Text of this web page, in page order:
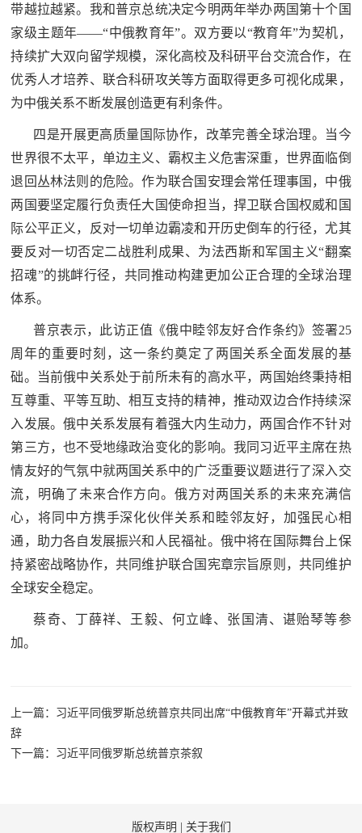
国
防
智
库
英
雄
范
英
雄
模
范
退
军
退
役
军
退
役
军
人
服
务
退
军
化
文
国
红
色
带越拉越紧。我和普京总统决定今明两年举办两国第十个国
家级主题年——“中俄教育年”。双方要以“教育年”为契机，
持续扩大双向留学规模，深化高校及科研平台交流合作，在
优秀人才培养、联合科研攻关等方面取得更多可视化成果，
为中俄关系不断发展创造更有利条件。
四是开展更高质量国际协作，改革完善全球治理。当今
世界很不太平，单边主义、霸权主义危害深重，世界面临倒
退回丛林法则的危险。作为联合国安理会常任理事国，中俄
两国要坚定履行负责任大国使命担当，捍卫联合国权威和国
际公平正义，反对一切单边霸凌和开历史倒车的行径，尤其
要反对一切否定二战胜利成果、为法西斯和军国主义“翻案
招魂”的挑衅行径，共同推动构建更加公正合理的全球治理
体系。
普京表示，此访正值《俄中睦邻友好合作条约》签署25
周年的重要时刻，这一条约奠定了两国关系全面发展的基
础。当前俄中关系处于前所未有的高水平，两国始终秉持相
互尊重、平等互助、相互支持的精神，推动双边合作持续深
入发展。俄中关系发展有着强大内生动力，两国合作不针对
第三方，也不受地缘政治变化的影响。我同习近平主席在热
情友好的气氛中就两国关系中的广泛重要议题进行了深入交
流，明确了未来合作方向。俄方对两国关系的未来充满信
心，将同中方携手深化伙伴关系和睦邻友好，加强民心相
通，助力各自发展振兴和人民福祉。俄中将在国际舞台上保
持紧密战略协作，共同维护联合国宪章宗旨原则，共同维护
全球安全稳定。
蔡奇、丁薛祥、王毅、何立峰、张国清、谌贻琴等参
加。
上一篇：习近平同俄罗斯总统普京共同出席“中俄教育年”开幕式并致
辞
下一篇：习近平同俄罗斯总统普京茶叙
版权声明 关于我们